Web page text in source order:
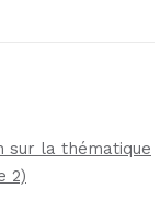
sur la thématique
2)